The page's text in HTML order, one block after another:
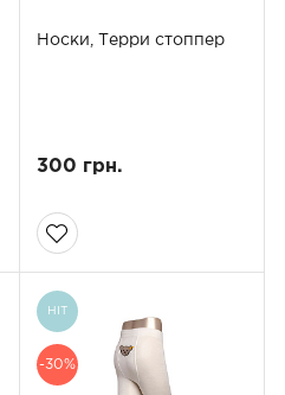
Носки, Терри стоппер
300 грн.
HIT
-30%